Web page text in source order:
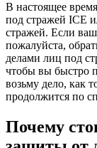
В настоящее
под стражей ICE
стражей. Если
пожалуйста,
делами лиц под
чтобы вы быстро
возьму дело, как
продолжится по
Почему